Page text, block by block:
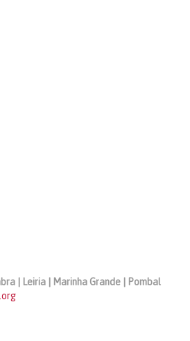
| Leiria | Marinha Grande | Pombal